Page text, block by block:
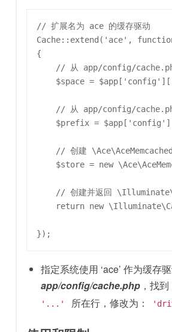
// 扩展名为 ace 的缓存驱动
Cache::extend('ace',
{
// 从 app/config/
$space =
// 从 app/config/
$prefix =
// 创建
$store = new
// 创建并返回
return new
指定系统使用 ‘ace’ 作为缓存
app/config/cache.php ，找到
'...'
所在行，修改为：